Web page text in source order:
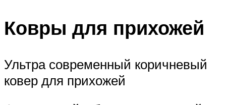
Ковры для прихожей
Ультра современный коричневый
ковер для прихожей